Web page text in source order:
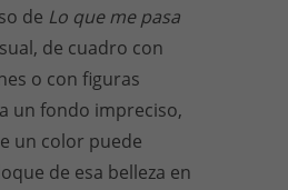
de Lo que me pasa
de cuadro con
o con figuras
un fondo impreciso,
un color puede
de esa belleza en